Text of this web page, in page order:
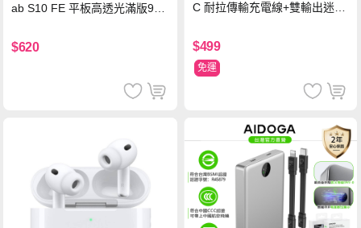
ab S10 FE 平板高透光滿版9H
$620
C 耐拉傳輸充電線+雙輸出迷你
$499
免運